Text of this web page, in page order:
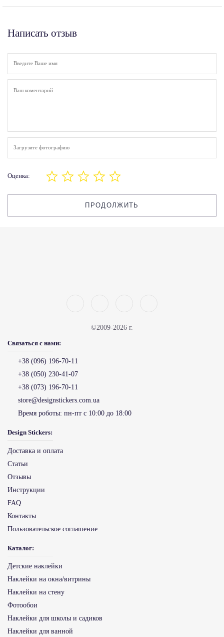
Написать отзыв
Загрузите фотографию
Оценка:
ПРОДОЛЖИТЬ
©2009-2026 г.
Связаться с нами:
+38 (096) 196-70-11
+38 (050) 230-41-07
+38 (073) 196-70-11
store@designstickers.com.ua
Время роботы: пн-пт с 10:00 до 18:00
Design Stickers:
Доставка и оплата
Статьи
Отзывы
Инструкции
FAQ
Контакты
Пользовательское соглашение
Каталог:
Детские наклейки
Наклейки на окна/витрины
Наклейки на стену
Фотообои
Наклейки для школы и садиков
Наклейки для ванной